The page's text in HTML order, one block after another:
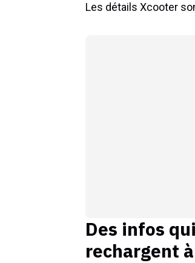
Les détails Xcooter
Des infos
rechargent